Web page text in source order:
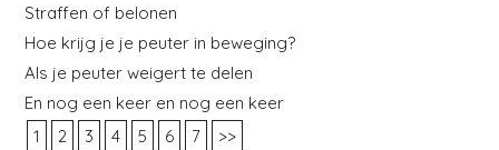
Straffen of belonen
Hoe krijg je je peuter in beweging?
Als je peuter weigert te delen
En nog een keer en nog een keer
1
2 3 4 5 6 7 >>